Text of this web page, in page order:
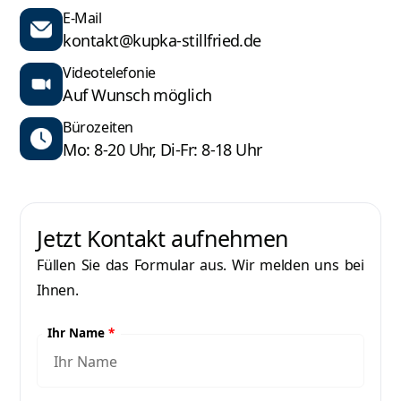
E-Mail
kontakt@kupka-stillfried.de
Videotelefonie
Auf Wunsch möglich
Bürozeiten
Mo: 8-20 Uhr, Di-Fr: 8-18 Uhr
Jetzt Kontakt aufnehmen
Füllen Sie das Formular aus. Wir melden uns bei
Ihnen.
Ihr Name*